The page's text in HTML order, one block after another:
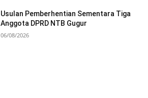
Usulan Pemberhentian Sementara Tiga
Anggota DPRD NTB Gugur
06/08/2026